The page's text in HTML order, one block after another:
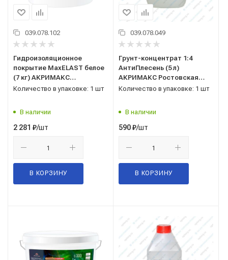
039.078.102
Гидроизоляционное
покрытие MaxELAST белое
(7 кг) АКРИМАКС
Ростовская область
Количество в упаковке: 1 шт
В наличии
2 281 ₽/шт
В КОРЗИНУ
039.078.049
Грунт-концентрат 1:4
АнтиПлесень (5 л)
АКРИМАКС Ростовская
область
Количество в упаковке: 1 шт
В наличии
590₽/шт
В КОРЗИНУ